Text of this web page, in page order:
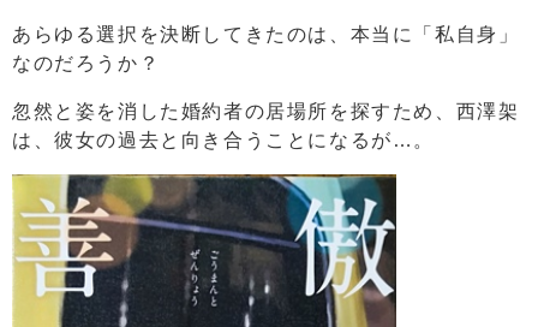
あらゆる選択を決断してきたのは、本当に「私自身」
なのだろうか？
忽然と姿を消した婚約者の居場所を探すため、西澤架
は、彼女の過去と向き合うことになるが…。